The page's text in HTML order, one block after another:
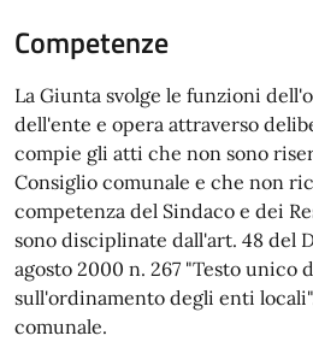
Competenze
La Giunta svolge le funzioni
dell'ente e opera attraverso
compie gli atti che non sono
Consiglio comunale e che non
competenza del Sindaco e dei
sono disciplinate dall'art. 48 del
agosto 2000 n. 267 "Testo unico
sull'ordinamento degli enti
comunale.